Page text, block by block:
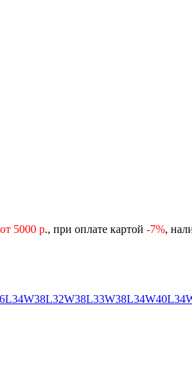
5000 р., при оплате картой -7%,
W38L32W38L33W38L34W40L34